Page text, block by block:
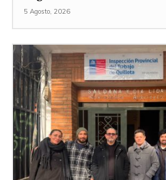
5 Agosto, 2026